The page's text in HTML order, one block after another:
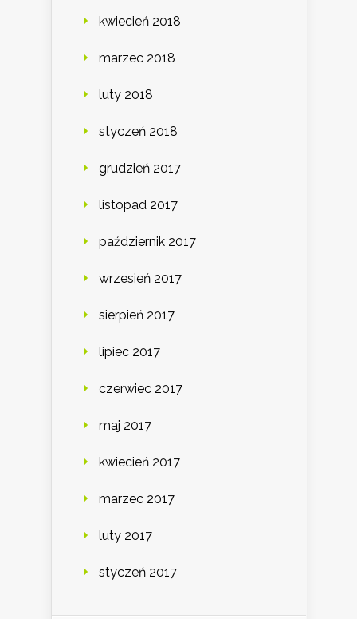
kwiecień 2018
marzec 2018
luty 2018
styczeń 2018
grudzień 2017
listopad 2017
październik 2017
wrzesień 2017
sierpień 2017
lipiec 2017
czerwiec 2017
maj 2017
kwiecień 2017
marzec 2017
luty 2017
styczeń 2017